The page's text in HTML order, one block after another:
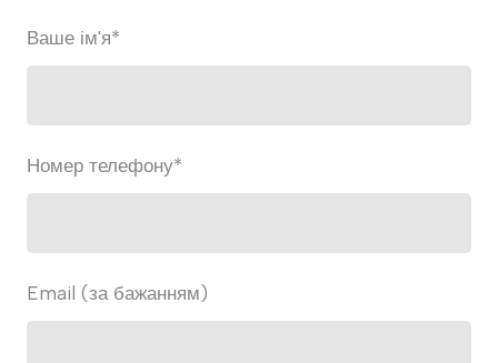
Ваше ім'я*
Номер телефону*
Email (за бажанням)